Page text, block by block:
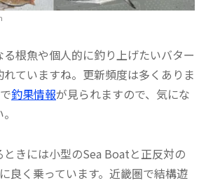
根魚や個人的に釣り上げたいバター
ていますね。更新頻度は多くありま
釣果情報が見られますので、気にな
きには小型のSea Boatと正反対の
に良く乗っています。近畿圏で結構遊